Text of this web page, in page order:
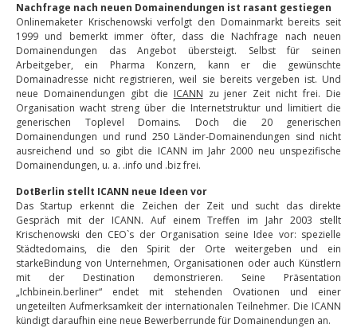
Nachfrage nach neuen Domainendungen ist rasant gestiegen
Onlinemaketer Krischenowski verfolgt den Domainmarkt bereits seit
1999 und bemerkt immer öfter, dass die Nachfrage nach neuen
Domainendungen das Angebot übersteigt. Selbst für seinen
Arbeitgeber, ein Pharma Konzern, kann er die gewünschte
Domainadresse nicht registrieren, weil sie bereits vergeben ist. Und
neue Domainendungen gibt die ICANN zu jener Zeit nicht frei. Die
Organisation wacht streng über die Internetstruktur und limitiert die
generischen Toplevel Domains. Doch die 20 generischen
Domainendungen und rund 250 Länder-Domainendungen sind nicht
ausreichend und so gibt die ICANN im Jahr 2000 neu unspezifische
Domainendungen, u. a. .info und .biz frei.
DotBerlin stellt ICANN neue Ideen vor
Das Startup erkennt die Zeichen der Zeit und sucht das direkte
Gespräch mit der ICANN. Auf einem Treffen im Jahr 2003 stellt
Krischenowski den CEO`s der Organisation seine Idee vor: spezielle
Städtedomains, die den Spirit der Orte weitergeben und ein
starkeBindung von Unternehmen, Organisationen oder auch Künstlern
mit der Destination demonstrieren. Seine Präsentation
„Ichbinein.berliner“ endet mit stehenden Ovationen und einer
ungeteilten Aufmerksamkeit der internationalen Teilnehmer. Die ICANN
kündigt daraufhin eine neue Bewerberrunde für Domainendungen an.